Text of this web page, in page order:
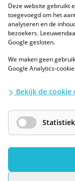
Volg ons
ESG
Diversiteit en
Algemene
Waarborgen
AI / LLM
Deze website gebruikt
toegevoegd om het
analyseren en de
bezoekers.
Google gesloten.
We maken geen
Google Analytics-cookie.
Bekijk de cookie